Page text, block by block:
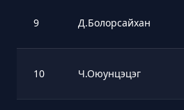
9 Д.Болорсайхан
10 Ч.Оюунцэцэг